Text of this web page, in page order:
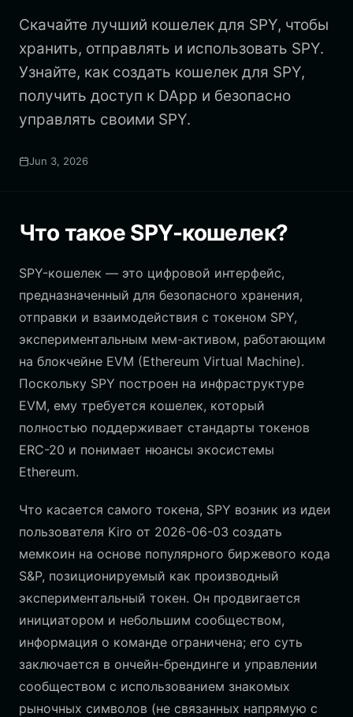
Скачайте лучший кошелек для SPY, чтобы
хранить, отправлять и использовать SPY.
Узнайте, как создать кошелек для SPY,
получить доступ к DApp и безопасно
управлять своими SPY.
Jun 3, 2026
Что такое SPY-кошелек?
SPY-кошелек — это цифровой интерфейс,
предназначенный для безопасного хранения,
отправки и взаимодействия с токеном SPY,
экспериментальным мем-активом, работающим
на блокчейне EVM (Ethereum Virtual Machine).
Поскольку SPY построен на инфраструктуре
EVM, ему требуется кошелек, который
полностью поддерживает стандарты токенов
ERC-20 и понимает нюансы экосистемы
Ethereum.
Что касается самого токена, SPY возник из идеи
пользователя Kiro от 2026-06-03 создать
мемкоин на основе популярного биржевого кода
S&P, позиционируемый как производный
экспериментальный токен. Он продвигается
инициатором и небольшим сообществом,
информация о команде ограничена; его суть
заключается в ончейн-брендинге и управлении
сообществом с использованием знакомых
рыночных символов (не связанных напрямую с